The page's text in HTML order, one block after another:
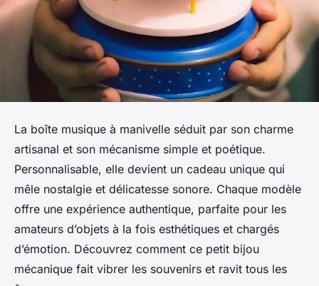
La boîte musique à manivelle séduit par son charme
artisanal et son mécanisme simple et poétique.
Personnalisable, elle devient un cadeau unique qui
mêle nostalgie et délicatesse sonore. Chaque modèle
offre une expérience authentique, parfaite pour les
amateurs d’objets à la fois esthétiques et chargés
d’émotion. Découvrez comment ce petit bijou
mécanique fait vibrer les souvenirs et ravit tous les